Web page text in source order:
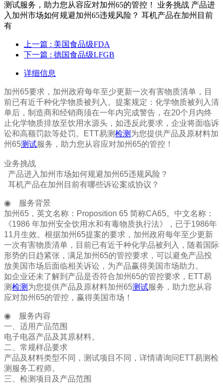
测试服务，助力您从容应对加州65的管控！ 业务挑战 产品进
入加州市场如何规避加州65违规风险？ 耳机产品在加州目前
有
上一篇 : 美国食品级FDA
下一篇 : 德国食品级LFGB
详细信息
加州65要求，加州政府每年至少更新一次有害物质清单，目
前已有近千种化学物质被列入。提案规定：化学物质被列入清
单后，制造商和经销商须在一年内完成警告，在20个月内终
止化学物质排放至饮用水源头，如违反此要求，企业将面临诉
讼和高额罚款等处罚。ETT易测检测 为您提供产品及原材料加
州65测试服务，助力您从容应对加州65的管控！
业务挑战
产品进入加州市场如何规避加州65违规风险？
耳机产品在加州目前有哪些诉讼案或协议？
◉ 服务背景
加州65，英文名称：Proposition 65 简称CA65。中文名称：
《1986 年加州安全饮用水和有毒物质执行法》，已于1986年
11月生效。根据加州65提案的要求，加州政府每年至少更新
一次有害物质清单，目前已有近千种化学品被列入，随着国际
形势的日趋紧张，满足加州65的管控要求，可以避免产品投
放美国市场后面临相关诉讼，为产品赢得美国市场助力。
如企业还未了解到产品是否符合加州65的管控要求， ETT易
测检测 为您提供产品及原材料加州65测试服务，助力您从容
应对加州65的管控，赢得美国市场！
◉ 服务内容
一、适用产品范围
电子电器产品及其原材料。
二、常规样品要求
产品及材料类型不同，测试项目不同，详情请询问 ETT易测检
测 服务工程师。
三、检测项目及产品范围